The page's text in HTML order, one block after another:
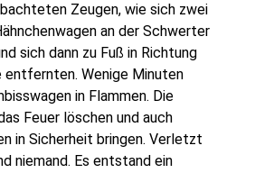
Zeugen, wie sich zwei
an der Schwerter
sich dann zu Fuß in Richtung
entfernten. Wenige Minuten
in Flammen. Die
Feuer löschen und auch
in Sicherheit bringen. Verletzt
niemand. Es entstand ein